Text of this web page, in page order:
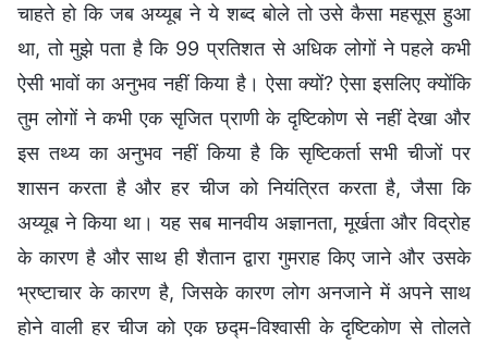
चाहते हो कि जब अय्यूब ने ये शब्द बोले तो उसे कैसा महसूस हुआ
था, तो मुझे पता है कि 99 प्रतिशत से अधिक लोगों ने पहले कभी
ऐसी भावों का अनुभव नहीं किया है। ऐसा क्यों? ऐसा इसलिए क्योंकि
तुम लोगों ने कभी एक सृजित प्राणी के दृष्टिकोण से नहीं देखा और
इस तथ्य का अनुभव नहीं किया है कि सृष्ट‍िकर्ता सभी चीजों पर
शासन करता है और हर चीज को नियंत्रित करता है, जैसा कि
अय्यूब ने किया था। यह सब मानवीय अज्ञानता, मूर्खता और विद्रोह
के कारण है और साथ ही शैतान द्वारा गुमराह किए जाने और उसके
भ्रष्टाचार के कारण है, जिसके कारण लोग अनजाने में अपने साथ
होने वाली हर चीज को एक छद्म-विश्वासी के दृष्टिकोण से तोलते